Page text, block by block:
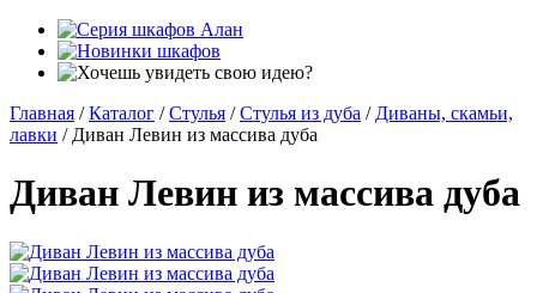
Главная / Каталог / Стулья / Стулья из дуба / Диваны, скамьи,
лавки / Диван Левин из массива дуба
Диван Левин из массива дуба